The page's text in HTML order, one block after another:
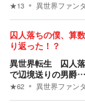
★13 異世界ファン
囚人落ちの僕、算
り返った！？
異世界転生 囚人
で辺境送りの男爵…
★62 異世界ファン